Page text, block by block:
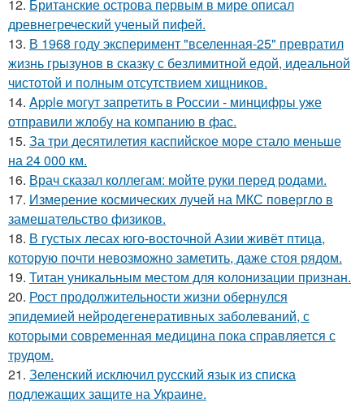
12. Британские острова первым в мире описал
древнегреческий ученый пифей.
13. В 1968 году эксперимент "вселенная-25" превратил
жизнь грызунов в сказку с безлимитной едой, идеальной
чистотой и полным отсутствием хищников.
14. Apple могут запретить в России - минцифры уже
отправили жлобу на компанию в фас.
15. За три десятилетия каспийское море стало меньше
на 24 000 км.
16. Врач сказал коллегам: мойте руки перед родами.
17. Измерение космических лучей на МКС повергло в
замешательство физиков.
18. В густых лесах юго-восточной Азии живёт птица,
которую почти невозможно заметить, даже стоя рядом.
19. Титан уникальным местом для колонизации признан.
20. Рост продолжительности жизни обернулся
эпидемией нейродегенеративных заболеваний, с
которыми современная медицина пока справляется с
трудом.
21. Зеленский исключил русский язык из списка
подлежащих защите на Украине.